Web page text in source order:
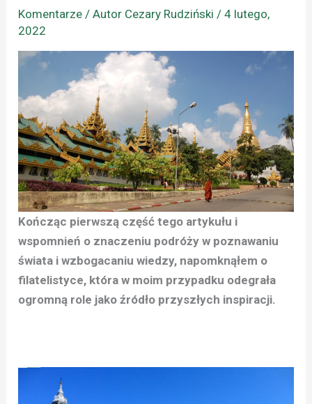
Komentarze / Autor Cezary Rudziński/4 lutego,
2022
Kończąc pierwszą część tego artykułu i
wspomnień o znaczeniu podróży w poznawaniu
świata i wzbogacaniu wiedzy, napomknąłem o
filatelistyce, która w moim przypadku odegrała
ogromną role jako źródło przyszłych inspiracji.